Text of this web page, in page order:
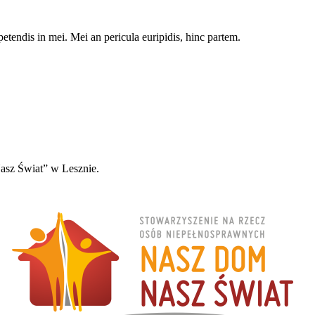
in mei. Mei an pericula euripidis, hinc partem.
Świat” w Lesznie.